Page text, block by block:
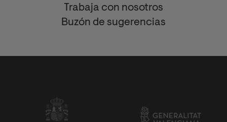
Trabaja con nosotros
Buzón de sugerencias